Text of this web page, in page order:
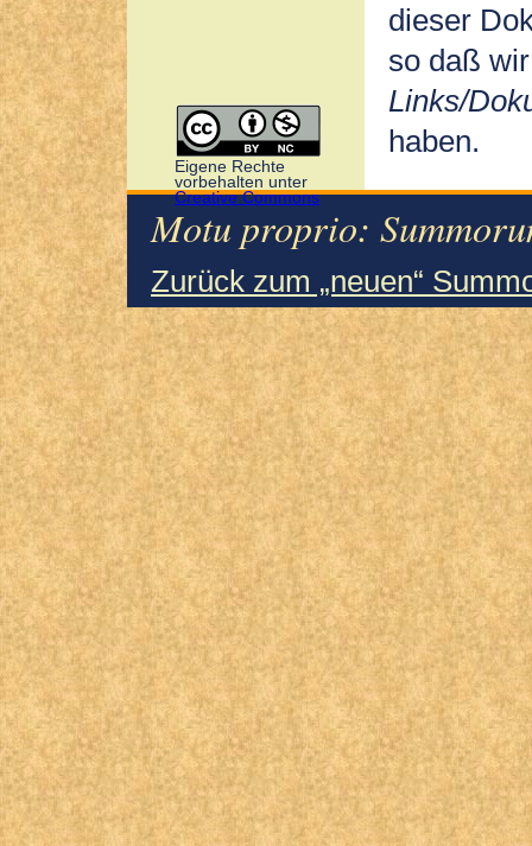
dieser
so daß
Links/
haben.
Motu proprio:
Eigene Rechte
vorbehalten unter
Creative Commons
Zurück zum „neuen“